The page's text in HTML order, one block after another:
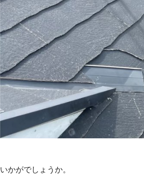
いかがでしょうか。